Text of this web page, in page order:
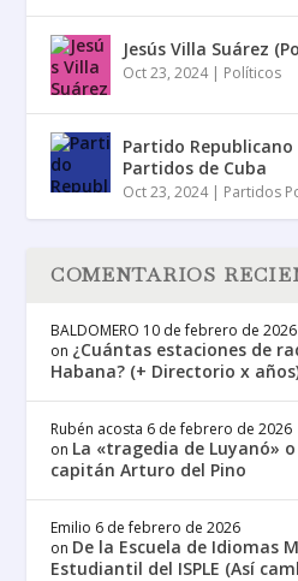
Jesús Villa Suárez
Oct 23, 2024| Políticos
Partido Republicano
Partidos de Cuba
Oct 23, 2024| Partidos
COMENTARIOS
BALDOMERO 10 de febrero de 2026
on ¿Cuántas estaciones de
Habana? (+ Directorio x
Rubén acosta 6 de febrero de 2026
on La «tragedia de Luyanó»
capitán Arturo del Pino
Emilio 6 de febrero de 2026
on De la Escuela de Idiomas
Estudiantil del ISPLE (Así